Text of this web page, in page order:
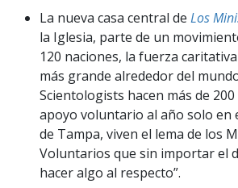
La nueva casa central de Los
la Iglesia, parte de un
120 naciones, la fuerza
más grande alrededor del
Scientologists hacen más de
apoyo voluntario al año solo en
de Tampa, viven el lema de los
Voluntarios que sin importar el
hacer algo al respecto”.